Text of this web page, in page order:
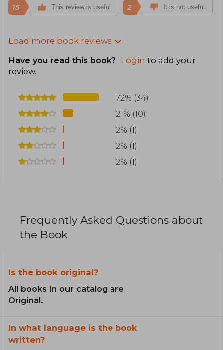
15 This review is useful 2 It is not useful
Load more book reviews
Have you read this book? Login to add your
review.
72% (34)
21% (10)
2% (1)
2% (1)
2% (1)
Frequently Asked Questions about
the Book
Is the book original?
All books in our catalog are
Original.
In what language is the book
written?